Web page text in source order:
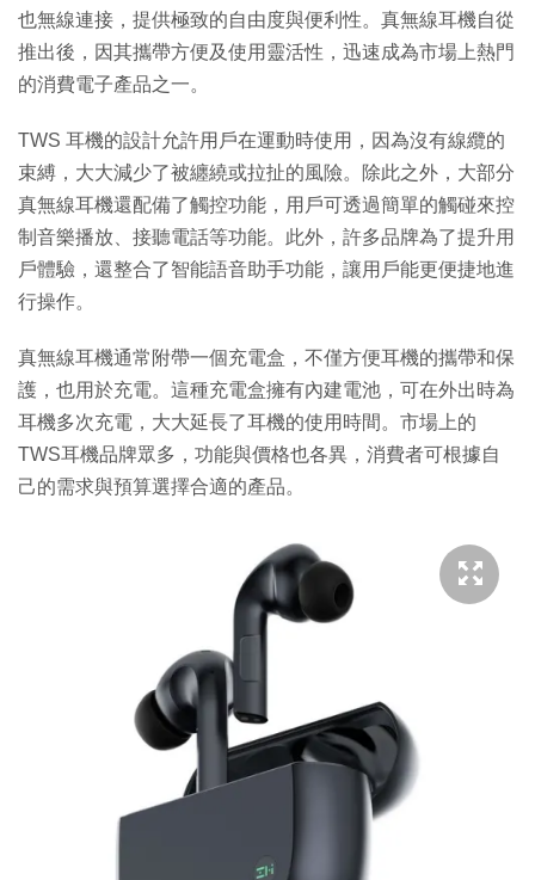
也無線連接，提供極致的自由度與便利性。真無線耳機自從
推出後，因其攜帶方便及使用靈活性，迅速成為市場上熱門
的消費電子產品之一。
TWS 耳機的設計允許用戶在運動時使用，因為沒有線纜的
束縛，大大減少了被纏繞或拉扯的風險。除此之外，大部分
真無線耳機還配備了觸控功能，用戶可透過簡單的觸碰來控
制音樂播放、接聽電話等功能。此外，許多品牌為了提升用
戶體驗，還整合了智能語音助手功能，讓用戶能更便捷地進
行操作。
真無線耳機通常附帶一個充電盒，不僅方便耳機的攜帶和保
護，也用於充電。這種充電盒擁有內建電池，可在外出時為
耳機多次充電，大大延長了耳機的使用時間。市場上的
TWS耳機品牌眾多，功能與價格也各異，消費者可根據自
己的需求與預算選擇合適的產品。